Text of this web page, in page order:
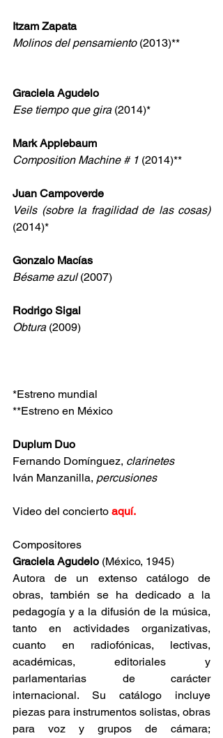
Itzam Zapata
Molinos del pensamiento (2013)**
Graciela Agudelo
Ese tiempo que gira (2014)*
Mark Applebaum
Composition Machine # 1 (2014)**
Juan Campoverde
Veils (sobre la fragilidad de las cosas)
(2014)*
Gonzalo Macías
Bésame azul (2007)
Rodrigo Sigal
Obtura (2009)
*Estreno mundial
**Estreno en México
Duplum Duo
Fernando Domínguez, clarinetes
Iván Manzanilla, percusiones
Video del concierto aquí.
Compositores
Graciela Agudelo (México, 1945)
Autora de un extenso catálogo de
obras, también se ha dedicado a la
pedagogía y a la difusión de la música,
tanto en actividades organizativas,
cuanto en radiofónicas, lectivas,
académicas, editoriales y
parlamentarias de carácter
internacional. Su catálogo incluye
piezas para instrumentos solistas, obras
para voz y grupos de cámara;